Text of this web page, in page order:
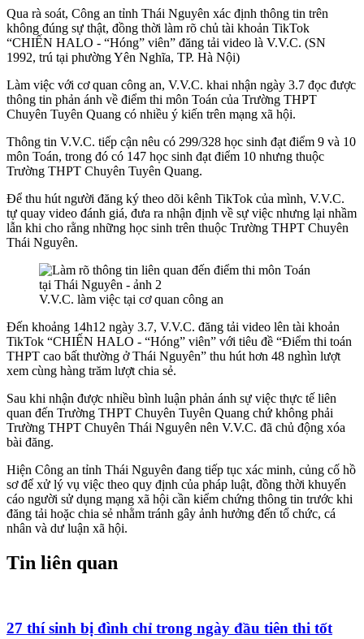
Qua rà soát, Công an tỉnh Thái Nguyên xác định thông tin trên
không đúng sự thật, đồng thời làm rõ chủ tài khoản TikTok
“CHIẾN HALO - “Hóng” viên” đăng tải video là V.V.C. (SN
1992, trú tại phường Yên Nghĩa, TP. Hà Nội)
Làm việc với cơ quan công an, V.V.C. khai nhận ngày 3.7 đọc được
thông tin phản ánh về điểm thi môn Toán của Trường THPT
Chuyên Tuyên Quang có nhiều ý kiến trên mạng xã hội.
Thông tin V.V.C. tiếp cận nêu có 299/328 học sinh đạt điểm 9 và 10
môn Toán, trong đó có 147 học sinh đạt điểm 10 nhưng thuộc
Trường THPT Chuyên Tuyên Quang.
Để thu hút người đăng ký theo dõi kênh TikTok của mình, V.V.C.
tự quay video đánh giá, đưa ra nhận định về sự việc nhưng lại nhầm
lẫn khi cho rằng những học sinh trên thuộc Trường THPT Chuyên
Thái Nguyên.
V.V.C. làm việc tại cơ quan công an
Đến khoảng 14h12 ngày 3.7, V.V.C. đăng tải video lên tài khoản
TikTok “CHIẾN HALO - “Hóng” viên” với tiêu đề “Điểm thi toán
THPT cao bất thường ở Thái Nguyên” thu hút hơn 48 nghìn lượt
xem cùng hàng trăm lượt chia sẻ.
Sau khi nhận được nhiều bình luận phản ánh sự việc thực tế liên
quan đến Trường THPT Chuyên Tuyên Quang chứ không phải
Trường THPT Chuyên Thái Nguyên nên V.V.C. đã chủ động xóa
bài đăng.
Hiện Công an tỉnh Thái Nguyên đang tiếp tục xác minh, củng cố hồ
sơ để xử lý vụ việc theo quy định của pháp luật, đồng thời khuyến
cáo người sử dụng mạng xã hội cần kiểm chứng thông tin trước khi
đăng tải hoặc chia sẻ nhằm tránh gây ảnh hưởng đến tổ chức, cá
nhân và dư luận xã hội.
Tin liên quan
27 thí sinh bị đình chỉ trong ngày đầu tiên thi tốt